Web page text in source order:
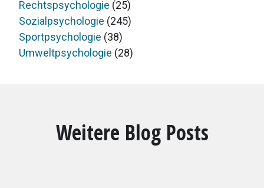
Rechtspsychologie (25)
Sozialpsychologie (245)
Sportpsychologie (38)
Umweltpsychologie (28)
Weitere Blog Posts